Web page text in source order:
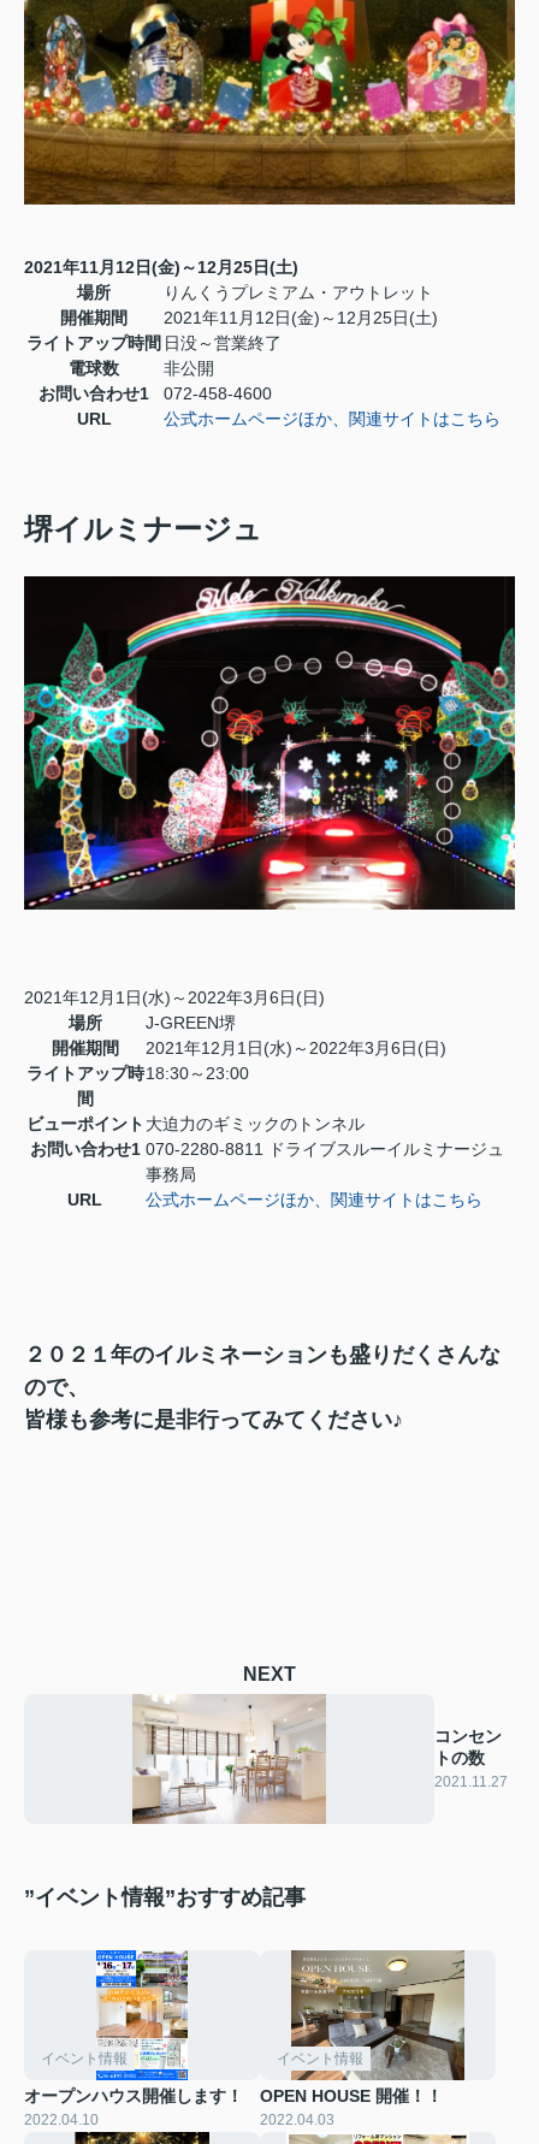
2021年11月12日(金)～12月25日(土)
場所
りんくうプレミアム・アウトレット
開催期間
2021年11月12日(金)～12月25日(土)
ライトアップ時間 日没～営業終了
電球数
非公開
お問い合わせ1
072-458-4600
URL
公式ホームページほか、関連サイトはこちら
堺イルミナージュ
2021年12月1日(水)～2022年3月6日(日)
場所
J-GREEN堺
開催期間
2021年12月1日(水)～2022年3月6日(日)
ライトアップ時
間
18:30～23:00
ビューポイント 大迫力のギミックのトンネル
お問い合わせ1 070-2280-8811 ドライブスルーイルミナージュ
事務局
URL
公式ホームページほか、関連サイトはこちら
２０２１年のイルミネーションも盛りだくさんな
ので、
皆様も参考に是非行ってみてください♪
NEXT
コンセン
トの数
2021.11.27
”イベント情報”おすすめ記事
イベント情報
オープンハウス開催します！
2022.04.10
イベント情報
OPEN HOUSE 開催！！
2022.04.03